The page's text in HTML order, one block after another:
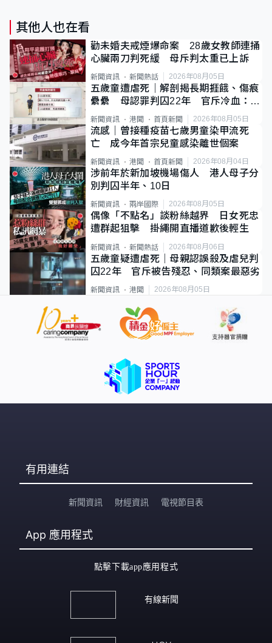
其他人也在看
勸未婚夫戒煙爆命案 28歲女教師連捅
心臟兩刀判死緩 母斥判太重已上訴
新聞資訊 新聞熱話 2026年08月05日
五歲童遭虐死｜解剖揭長期捱餓、傷痕
纍纍 母認罪判囚22年 官斥冷血：同
類案最惡劣
新聞資訊 港聞 首頁新聞 2026年08月05日
流感｜曾接種疫苗七歲男童染甲流死
亡 成今年首宗兒童感染離世個案
新聞資訊 港聞 首頁新聞 2026年08月04日
涉前年於新加坡機場傷人 港人母子分
別判囚半年、10日
新聞資訊 兩岸國際 2026年08月05日
偶像「不點名」談粉絲越界 日女死忠
遭群起狙擊 掛繩開直播道歉後輕生
新聞資訊 新聞熱話 2026年08月06日
五歲童疑遭虐死｜母親認誤殺及虐兒判
囚22年 官斥被告殘忍、同類案最惡劣
新聞資訊 港聞 2026年08月05日
有用連結
新聞資訊 財經資訊 電視節目表
App 應用程式
點擊下載app應用程式
有線新聞